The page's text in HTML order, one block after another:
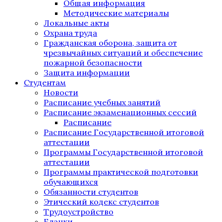
Общая информация
Методические материалы
Локальные акты
Охрана труда
Гражданская оборона, защита от
чрезвычайных ситуаций и обеспечение
пожарной безопасности
Защита информации
Студентам
Новости
Расписание учебных занятий
Расписание экзаменационных сессий
Расписание
Расписание Государственной итоговой
аттестации
Программы Государственной итоговой
аттестации
Программы практической подготовки
обучающихся
Обязанности студентов
Этический кодекс студентов
Трудоустройство